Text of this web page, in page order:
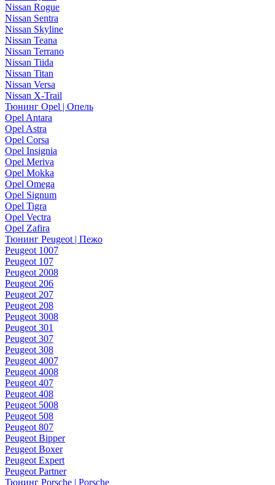
Nissan Rogue
Nissan Sentra
Nissan Skyline
Nissan Teana
Nissan Terrano
Nissan Tiida
Nissan Titan
Nissan Versa
Nissan X-Trail
Тюнинг Opel | Опель
Opel Antara
Opel Astra
Opel Corsa
Opel Insignia
Opel Meriva
Opel Mokka
Opel Omega
Opel Signum
Opel Tigra
Opel Vectra
Opel Zafira
Тюнинг Peugeot | Пежо
Peugeot 1007
Peugeot 107
Peugeot 2008
Peugeot 206
Peugeot 207
Peugeot 208
Peugeot 3008
Peugeot 301
Peugeot 307
Peugeot 308
Peugeot 4007
Peugeot 4008
Peugeot 407
Peugeot 408
Peugeot 5008
Peugeot 508
Peugeot 807
Peugeot Bipper
Peugeot Boxer
Peugeot Expert
Peugeot Partner
Тюнинг Porsche | Porsche